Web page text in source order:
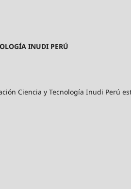
INUDI PERÚ
Ciencia y Tecnología Inudi Perú